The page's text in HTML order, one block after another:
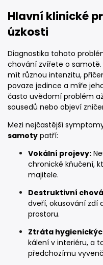
Hlavní klinické
úzkosti
Diagnostika tohoto
chování zvířete o samotě.
mít různou intenzitu,
povaze jedince a míře
často uvědomí problém
sousedů nebo objeví
Mezi nejčastější
samoty patří:
Vokální projevy:
chronické kňučení,
majitele.
Destruktivní
dveří, okusování zdí
prostoru.
Ztráta
kálení v interiéru, a
předchozímu